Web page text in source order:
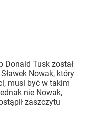
Donald Tusk został
Nowak, który
musi być w takim
nie Nowak,
zaszczytu